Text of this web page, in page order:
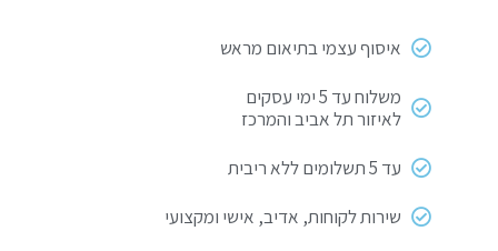
איסוף עצמי בתיאום מראש
משלוח עד 5 ימי עסקים
לאיזור תל אביב והמרכז
עד 5 תשלומים ללא ריבית
שירות לקוחות, אדיב, אישי ומקצועי